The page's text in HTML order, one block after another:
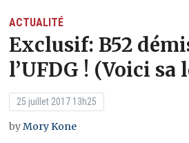
ACTUALITÉ
Exclusif: B52
l’UFDG ! (Voici sa
25 juillet 2017 13h25
byMory Kone